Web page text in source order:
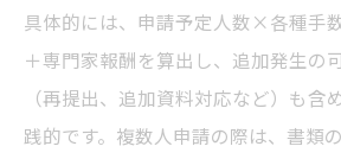
具体的には、申請予定人数×各種手
＋専門家報酬を算出し、追加発生の
（再提出、追加資料対応など）も含
践的です。複数人申請の際は、書類